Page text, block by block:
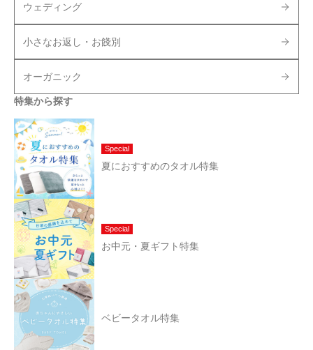
ウェディング
小さなお返し・お餞別
オーガニック
特集から探す
Special
夏におすすめのタオル特集
Special
お中元・夏ギフト特集
ベビータオル特集